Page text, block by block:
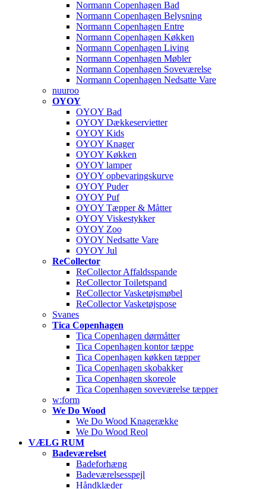
Normann Copenhagen Bad
Normann Copenhagen Belysning
Normann Copenhagen Entre
Normann Copenhagen Køkken
Normann Copenhagen Living
Normann Copenhagen Møbler
Normann Copenhagen Soveværelse
Normann Copenhagen Nedsatte Vare
nuuroo
OYOY
OYOY Bad
OYOY Dækkeservietter
OYOY Kids
OYOY Knager
OYOY Køkken
OYOY lamper
OYOY opbevaringskurve
OYOY Puder
OYOY Puf
OYOY Tæpper & Måtter
OYOY Viskestykker
OYOY Zoo
OYOY Nedsatte Vare
OYOY Jul
ReCollector
ReCollector Affaldsspande
ReCollector Toiletspand
ReCollector Vasketøjsmøbel
ReCollector Vasketøjspose
Svanes
Tica Copenhagen
Tica Copenhagen dørmåtter
Tica Copenhagen kontor tæppe
Tica Copenhagen køkken tæpper
Tica Copenhagen skobakker
Tica Copenhagen skoreole
Tica Copenhagen soveværelse tæpper
w:form
We Do Wood
We Do Wood Knagerække
We Do Wood Reol
VÆLG RUM
Badeværelset
Badeforhæng
Badeværelsesspejl
Håndklæder